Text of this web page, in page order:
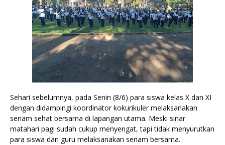
Sehari sebelumnya, pada Senin (8/6) para siswa kelas X dan XI
dengan didampingi koordinator kokurikuler melaksanakan
senam sehat bersama di lapangan utama. Meski sinar
matahari pagi sudah cukup menyengat, tapi tidak menyurutkan
para siswa dan guru melaksanakan senam bersama.